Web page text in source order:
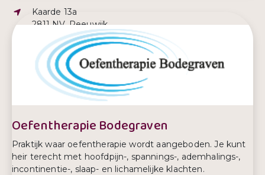
Adres:
Kaarde 13a
2811 NV, Reeuwijk
E-mailadres:
fysiotherapie@keulen-brusse.nl
Telefoonnummer:
0172 612 520
Oefentherapie Bodegraven
Praktijk waar oefentherapie wordt aangeboden. Je kunt
heir terecht met hoofdpijn-, spannings-, ademhalings-,
incontinentie-, slaap- en lichamelijke klachten.